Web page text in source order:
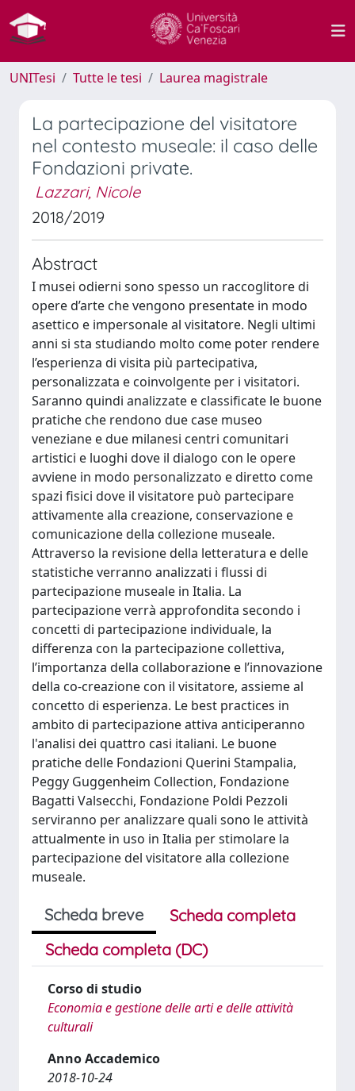
UNITesi Tutte le tesi Laurea magistrale
La partecipazione del visitatore
nel contesto museale: il caso delle
Fondazioni private.
Lazzari, Nicole
2018/2019
Abstract
I musei odierni sono spesso un raccoglitore di
opere d’arte che vengono presentate in modo
asettico e impersonale al visitatore. Negli ultimi
anni si sta studiando molto come poter rendere
l’esperienza di visita più partecipativa,
personalizzata e coinvolgente per i visitatori.
Saranno quindi analizzate e classificate le buone
pratiche che rendono due case museo
veneziane e due milanesi centri comunitari
artistici e luoghi dove il dialogo con le opere
avviene in modo personalizzato e diretto come
spazi fisici dove il visitatore può partecipare
attivamente alla creazione, conservazione e
comunicazione della collezione museale.
Attraverso la revisione della letteratura e delle
statistiche verranno analizzati i flussi di
partecipazione museale in Italia. La
partecipazione verrà approfondita secondo i
concetti di partecipazione individuale, la
differenza con la partecipazione collettiva,
l’importanza della collaborazione e l’innovazione
della co-creazione con il visitatore, assieme al
concetto di esperienza. Le best practices in
ambito di partecipazione attiva anticiperanno
l'analisi dei quattro casi italiani. Le buone
pratiche delle Fondazioni Querini Stampalia,
Peggy Guggenheim Collection, Fondazione
Bagatti Valsecchi, Fondazione Poldi Pezzoli
serviranno per analizzare quali sono le attività
attualmente in uso in Italia per stimolare la
partecipazione del visitatore alla collezione
museale.
Scheda breve
Scheda completa
Scheda completa (DC)
Corso di studio
Economia e gestione delle arti e delle attività
culturali
Anno Accademico
2018-10-24